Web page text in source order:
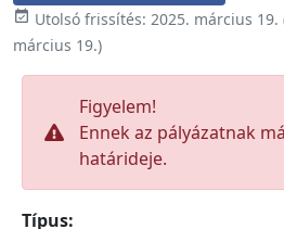
 Utolsó frissítés: 2025. március 19.
március 19.)
Figyelem!
Ennek az pályázatnak
határideje.
Típus: